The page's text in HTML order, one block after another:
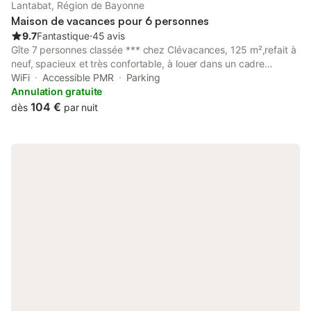
Lantabat, Région de Bayonne
Maison de vacances pour 6 personnes
9.7Fantastique⋅45 avis
Gîte 7 personnes classée *** chez Clévacances, 125 m²,refait à
neuf, spacieux et très confortable, à louer dans un cadre
verdoyant, idéal pour les amoureux de la nature. La montagne
est à proximité immédiate, l'océan ( Anglet, Biarritz…) à
seulement 35 min, à 20 min de St Jean Pied de Port,à 25 min de
WiFi Accessible PMR
Parking
Annulation gratuite
dès 104 € par nuit